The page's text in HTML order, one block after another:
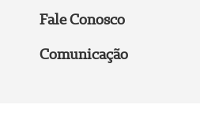
Fale Conosco
Comunicação